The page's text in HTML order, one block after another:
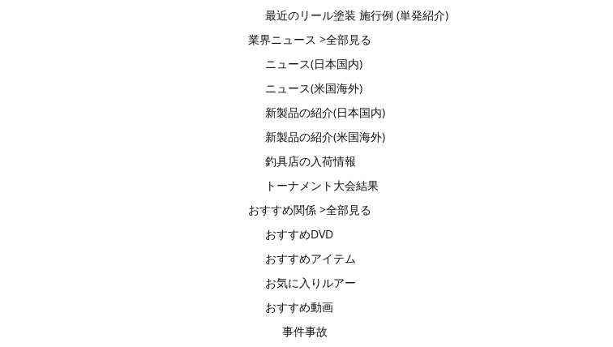
最近のリール塗装 施行例 (単発紹介)
業界ニュース >全部見る
ニュース(日本国内)
ニュース(米国海外)
新製品の紹介(日本国内)
新製品の紹介(米国海外)
釣具店の入荷情報
トーナメント大会結果
おすすめ関係 >全部見る
おすすめDVD
おすすめアイテム
お気に入りルアー
おすすめ動画
事件事故